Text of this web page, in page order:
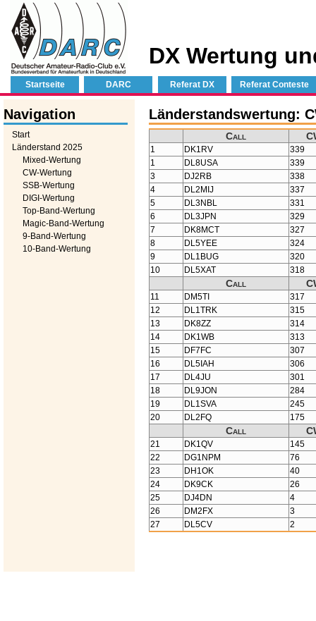
DX Wertung
Startseite DARC Referat DX Referat Conteste
Navigation
Start
Länderstand 2025
Mixed-Wertung
CW-Wertung
SSB-Wertung
DIGI-Wertung
Top-Band-Wertung
Magic-Band-Wertung
9-Band-Wertung
10-Band-Wertung
Länderstandswertung:
Call
1 DK1RV
339
1
DL8USA
339
3
DJ2RB
338
4
DL2MIJ
337
5
DL3NBL
331
6
DL3JPN
329
7
DK8MCT
327
8
DL5YEE
324
9
DL1BUG
320
10
DL5XAT 318
Call
11 DM5TI
317
12
DL1TRK
315
13
DK8ZZ
314
14
DK1WB
313
15
DF7FC
307
16
DL5IAH
306
17
DL4JU
301
18
DL9JON
284
19
DL1SVA
245
20
DL2FQ 175
Call
21 DK1QV
145
22
DG1NPM
76
23
DH1OK
40
24
DK9CK
26
25
DJ4DN
4
26
DM2FX
3
27
DL5CV 2